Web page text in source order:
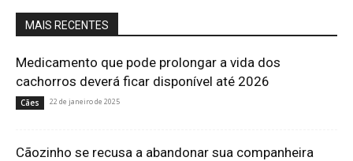
MAIS RECENTES
Medicamento que pode prolongar a vida dos
cachorros deverá ficar disponível até 2026
Cães 22 de janeiro de 2025
Cãozinho se recusa a abandonar sua companheira